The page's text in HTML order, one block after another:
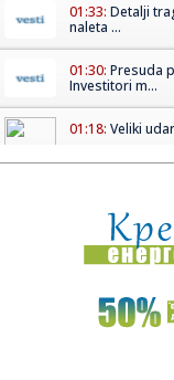
01:33: Detalji
naleta ...
01:30: Presuda
Investitori m...
01:18: Veliki
01:17:Kraj
sekundi
00:51:Penjaroja
idealan, ...
Honda,